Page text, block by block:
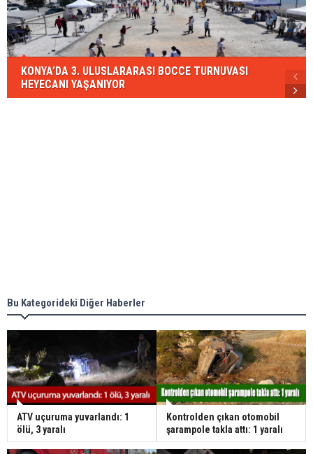
KONYA’DA 3. ULUSLARARASI BOCCE TURNUVASI
HEYECANI YAŞANIYOR
Bu Kategorideki Diğer Haberler
ATV uçuruma yuvarlandı: 1
ölü, 3 yaralı
Kontrolden çıkan otomobil
şarampole takla attı: 1 yaralı